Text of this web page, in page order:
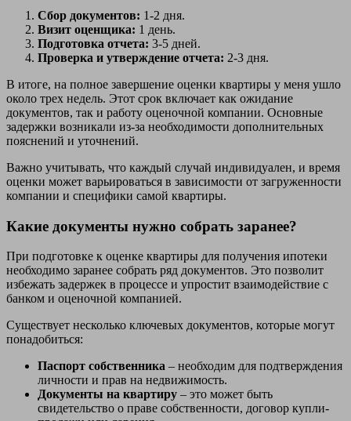
Сбор документов: 1-2 дня.
Визит оценщика: 1 день.
Подготовка отчета: 3-5 дней.
Проверка и утверждение отчета: 2-3 дня.
В итоге, на полное завершение оценки квартиры у меня ушло
около трех недель. Этот срок включает как ожидание
документов, так и работу оценочной компании. Основные
задержки возникали из-за необходимости дополнительных
пояснений и уточнений.
Важно учитывать, что каждый случай индивидуален, и время
оценки может варьироваться в зависимости от загруженности
компании и специфики самой квартиры.
Какие документы нужно собрать заранее?
При подготовке к оценке квартиры для получения ипотеки
необходимо заранее собрать ряд документов. Это позволит
избежать задержек в процессе и упростит взаимодействие с
банком и оценочной компанией.
Существует несколько ключевых документов, которые могут
понадобиться:
Паспорт собственника – необходим для подтверждения
личности и прав на недвижимость.
Документы на квартиру – это может быть
свидетельство о праве собственности, договор купли-